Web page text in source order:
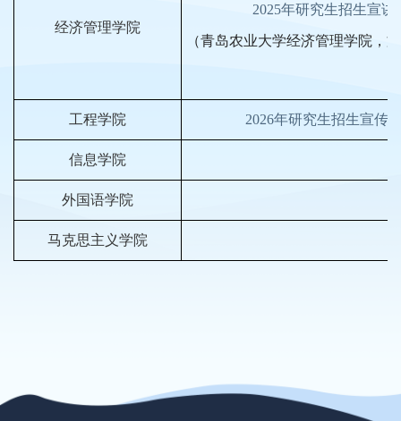
经济管理学院
2025年研究生招生宣讲
（青岛农业大学经济管理学院，
工程学院 2026年研究生招生宣传
信息学院
外国语学院
马克思主义学院